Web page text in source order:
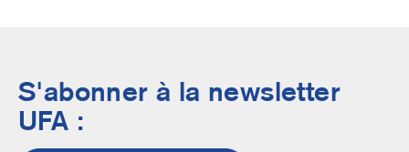
S'abonner à la newsletter
UFA :